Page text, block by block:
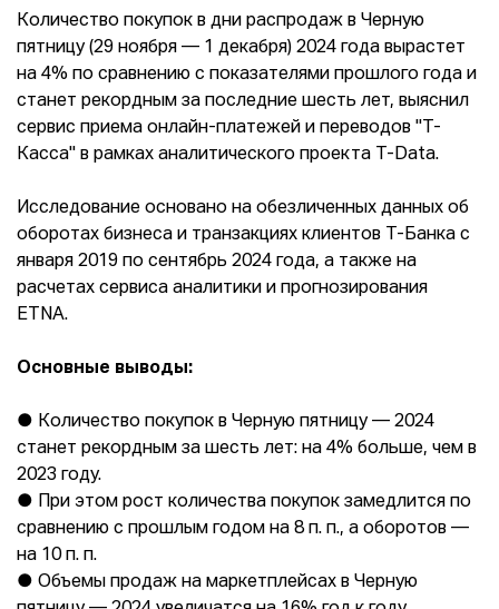
Количество покупок в дни распродаж в Черную
пятницу (29 ноября ― 1 декабря) 2024 года вырастет
на 4% по сравнению с показателями прошлого года и
станет рекордным за последние шесть лет, выяснил
сервис приема онлайн-платежей и переводов "Т-
Касса" в рамках аналитического проекта T-Data.
Исследование основано на обезличенных данных об
оборотах бизнеса и транзакциях клиентов Т-Банка с
января 2019 по сентябрь 2024 года, а также на
расчетах сервиса аналитики и прогнозирования
ETNA.
Основные выводы:
● Количество покупок в Черную пятницу ― 2024
станет рекордным за шесть лет: на 4% больше, чем в
2023 году.
● При этом рост количества покупок замедлится по
сравнению с прошлым годом на 8 п. п., а оборотов ―
на 10 п. п.
● Объемы продаж на маркетплейсах в Черную